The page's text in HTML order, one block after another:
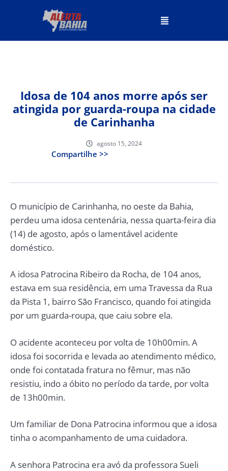
Idosa de 104 anos morre após ser
atingida por guarda-roupa na cidade
de Carinhanha
agosto 15, 2024
Compartilhe >>
O município de Carinhanha, no oeste da Bahia,
perdeu uma idosa centenária, nessa quarta-feira dia
(14) de agosto, após o lamentável acidente
doméstico.
A idosa Patrocina Ribeiro da Rocha, de 104 anos,
estava em sua residência, em uma Travessa da Rua
da Pista 1, bairro São Francisco, quando foi atingida
por um guarda-roupa, que caiu sobre ela.
O acidente aconteceu por volta de 10h00min. A
idosa foi socorrida e levada ao atendimento médico,
onde foi contatada fratura no fêmur, mas não
resistiu, indo a óbito no período da tarde, por volta
de 13h00min.
Um familiar de Dona Patrocina informou que a idosa
tinha o acompanhamento de uma cuidadora.
A senhora Patrocina era avó da professora Sueli